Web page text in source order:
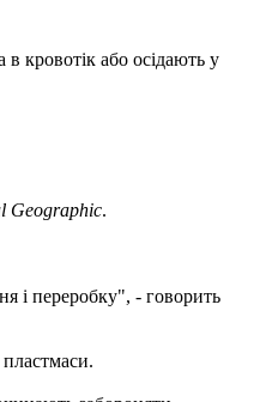
кровотік або осідають у
Geographic.
і переробку", - говорить
пластмаси.